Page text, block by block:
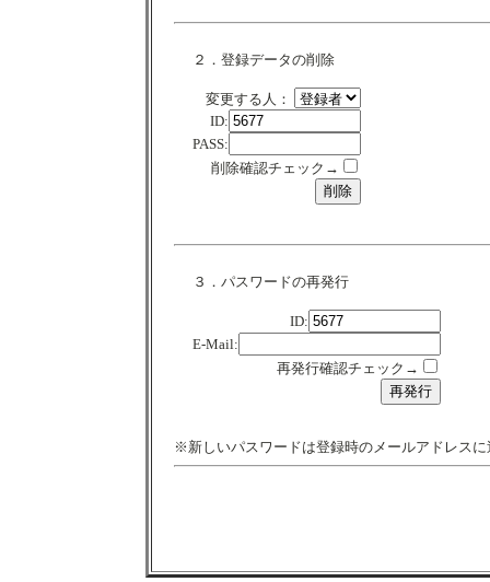
２．登録データの削除
変更する人：
ID:
PASS:
削除確認チェック→
３．パスワードの再発行
ID:
E-Mail:
再発行確認チェック→
※新しいパスワードは登録時のメールアドレスに